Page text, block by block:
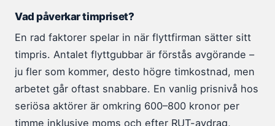
Vad påverkar timpriset?
En rad faktorer spelar in när flyttfirman sätter sitt
timpris. Antalet flyttgubbar är förstås avgörande –
ju fler som kommer, desto högre timkostnad, men
arbetet går oftast snabbare. En vanlig prisnivå hos
seriösa aktörer är omkring 600–800 kronor per
timme inklusive moms och efter RUT-avdrag,